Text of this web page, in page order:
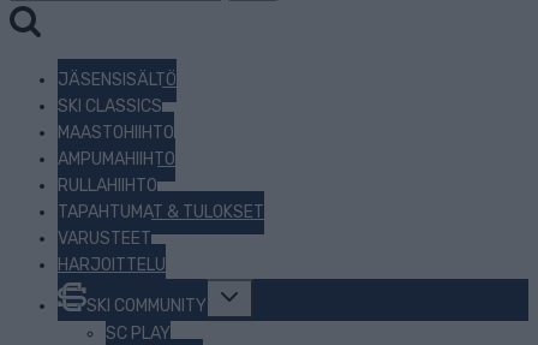
JÄSENSISÄLTÖ
SKI CLASSICS
MAASTOHIIHTO
AMPUMAHIIHTO
RULLAHIIHTO
TAPAHTUMAT & TULOKSET
VARUSTEET
HARJOITTELU
SKI COMMUNITY
Toggle
menu
SC PLAY